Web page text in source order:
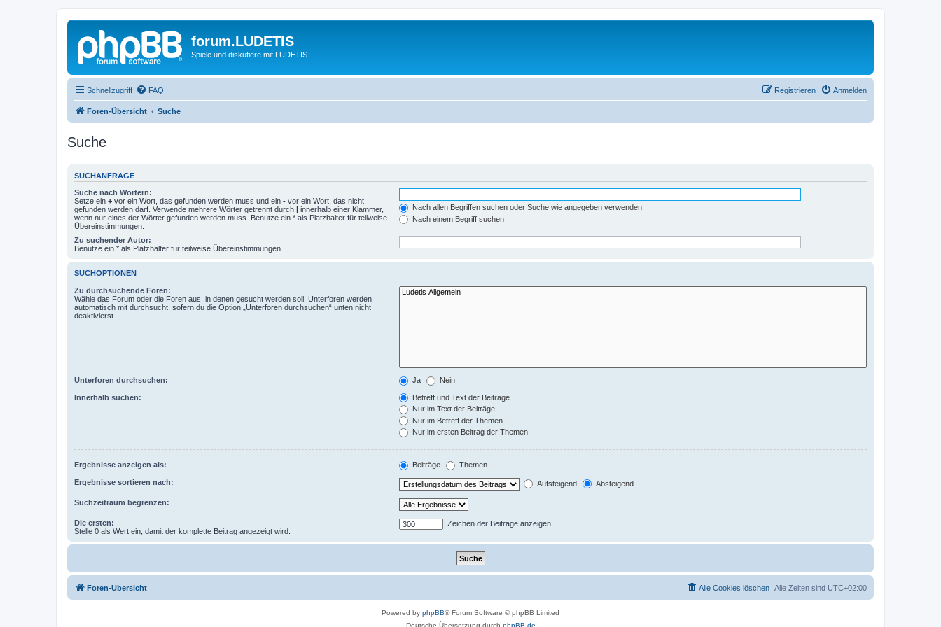
forum.LUDETIS
Spiele und diskutiere mit LUDETIS.
Schnellzugriff FAQ Anmelden
Registrieren
Foren-Übersicht Suche
Suche
SUCHANFRAGE
Suche nach Wörtern:
Setze ein + vor ein Wort, das gefunden werden muss und ein - vor ein Wort, das nicht
gefunden werden darf. Verwende mehrere Wörter getrennt durch | innerhalb einer Klammer,
wenn nur eines der Wörter gefunden werden muss. Benutze ein * als Platzhalter für teilweise
Übereinstimmungen.
Nach allen Begriffen suchen oder Suche wie angegeben verwenden
Nach einem Begriff suchen
Zu suchender Autor:
Benutze ein * als Platzhalter für teilweise Übereinstimmungen.
SUCHOPTIONEN
Zu durchsuchende Foren:
Wähle das Forum oder die Foren aus, in denen gesucht werden soll. Unterforen werden
automatisch mit durchsucht, sofern du die Option „Unterforen durchsuchen“ unten nicht
deaktivierst.
Unterforen durchsuchen: Ja Nein
Innerhalb suchen:
Betreff und Text der Beiträge
Nur im Text der Beiträge
Nur im Betreff der Themen
Nur im ersten Beitrag der Themen
Ergebnisse anzeigen als: Beiträge Themen
Ergebnisse sortieren nach: Aufsteigend Absteigend
Suchzeitraum begrenzen:
Die ersten:
Stelle 0 als Wert ein, damit der komplette Beitrag angezeigt wird.
Zeichen der Beiträge anzeigen
Foren-Übersicht Alle Zeiten sind UTC+02:00
Alle Cookies löschen
Powered by phpBB® Forum Software © phpBB Limited
Deutsche Übersetzung durch phpBB.de